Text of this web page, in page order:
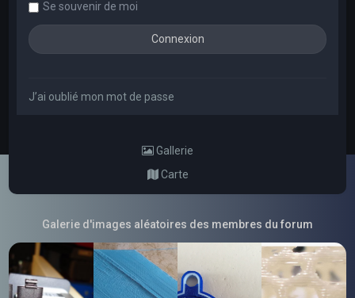
Se souvenir de moi
J’ai oublié mon mot de passe
Gallerie
Carte
Galerie d'images aléatoires des membres du forum